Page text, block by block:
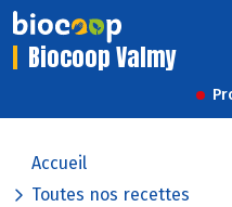
Biocoop Valmy
Accueil
Toutes nos recettes